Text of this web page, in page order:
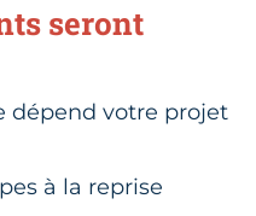
seront
dépend votre projet
à la reprise